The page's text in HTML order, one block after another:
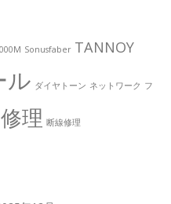
Sonusfaber TANNOY
ル ダイヤトーン ネットワーク フ
修理 断線修理